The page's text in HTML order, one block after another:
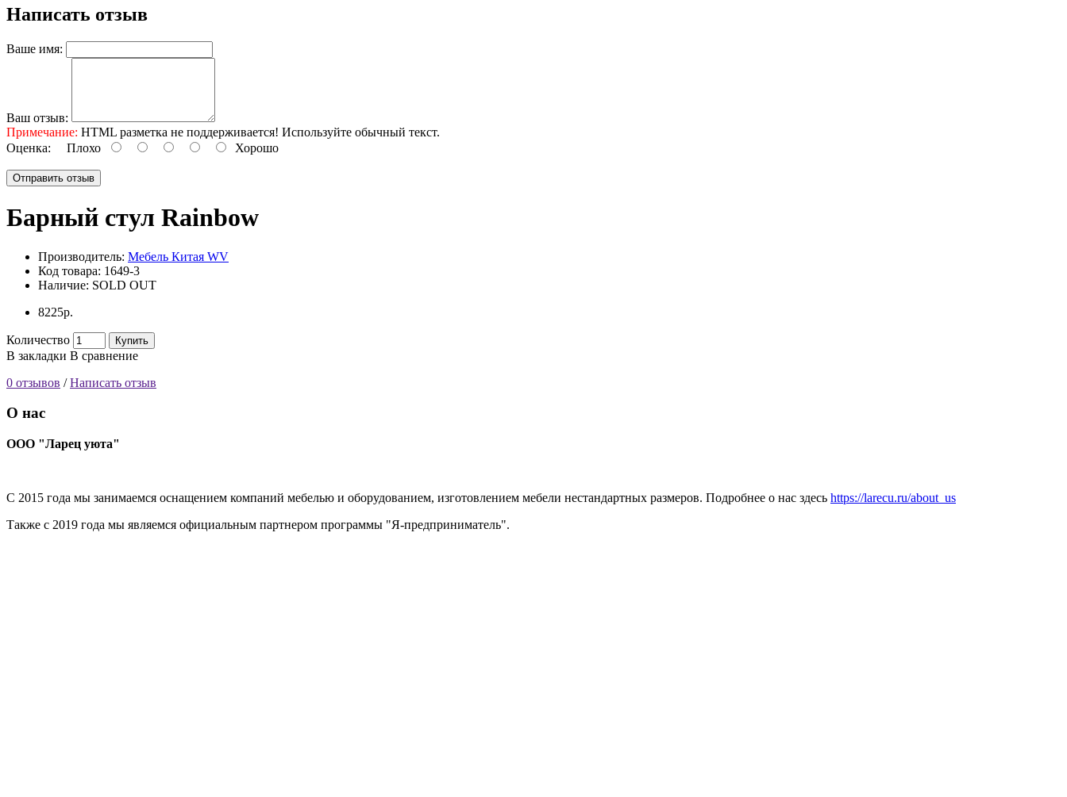
Написать отзыв
Ваше имя:
Ваш отзыв:
Примечание: HTML разметка не поддерживается! Используйте обычный текст.
Оценка: Плохо Хорошо
Отправить отзыв
Барный стул Rainbow
Производитель: Мебель Китая WV
Код товара: 1649-3
Наличие: SOLD OUT
8225р.
Количество Купить
В закладки В сравнение
0 отзывов /Написать отзыв
О нас
ООО "Ларец уюта"
С 2015 года мы занимаемся оснащением компаний мебелью и оборудованием, изготовлением мебели нестандартных размеров. Подробнее о нас здесь https://larecu.ru/about_us
Также с 2019 года мы являемся официальным партнером программы "Я-предприниматель".